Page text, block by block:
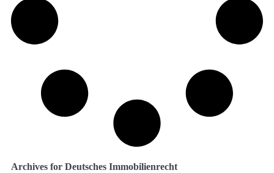
Archives for Deutsches Immobilienrecht